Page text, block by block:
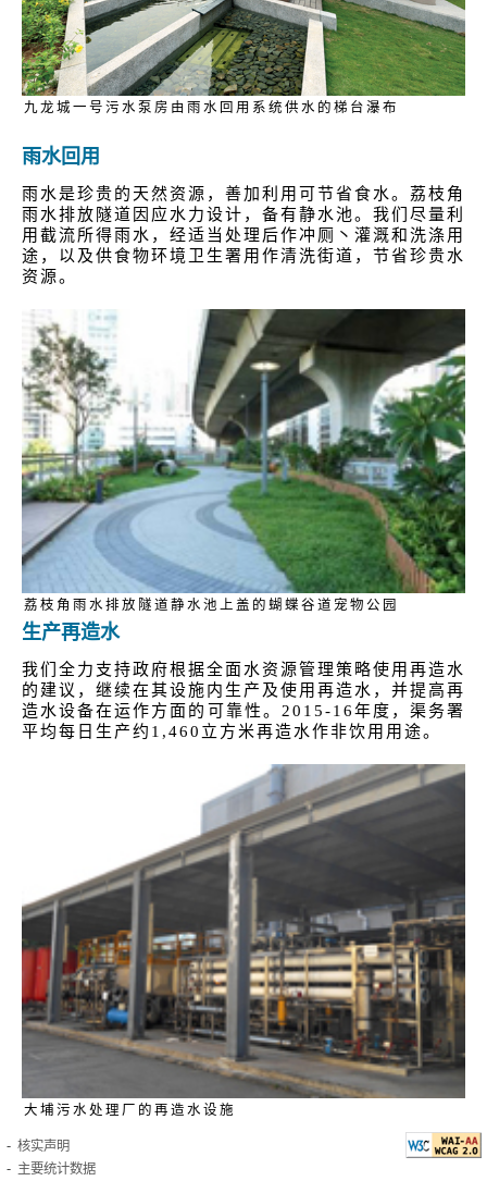
九龙城一号污水泵房由雨水回用系统供水的梯台瀑布
雨水回用
雨水是珍贵的天然资源，善加利用可节省食水。荔枝角
雨水排放隧道因应水力设计，备有静水池。我们尽量利
用截流所得雨水，经适当处理后作冲厕丶灌溉和洗涤用
途，以及供食物环境卫生署用作清洗街道，节省珍贵水
资源。
荔枝角雨水排放隧道静水池上盖的蝴蝶谷道宠物公园
生产再造水
我们全力支持政府根据全面水资源管理策略使用再造水
的建议，继续在其设施内生产及使用再造水，并提高再
造水设备在运作方面的可靠性。2015-16年度，渠务署
平均每日生产约1,460立方米再造水作非饮用用途。
大埔污水处理厂的再造水设施
核实声明
主要统计数据